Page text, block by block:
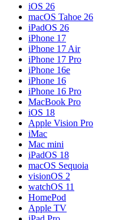
iOS 26
macOS Tahoe 26
iPadOS 26
iPhone 17
iPhone 17 Air
iPhone 17 Pro
iPhone 16e
iPhone 16
iPhone 16 Pro
MacBook Pro
iOS 18
Apple Vision Pro
iMac
Mac mini
iPadOS 18
macOS Sequoia
visionOS 2
watchOS 11
HomePod
Apple TV